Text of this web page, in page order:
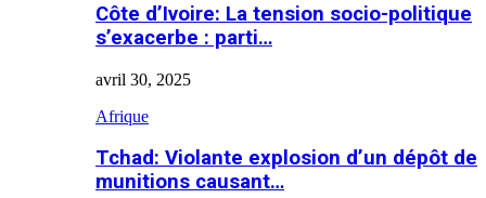
Côte d’Ivoire: La tension socio-politique
s’exacerbe : parti…
avril 30, 2025
Afrique
Tchad: Violante explosion d’un dépôt de
munitions causant…